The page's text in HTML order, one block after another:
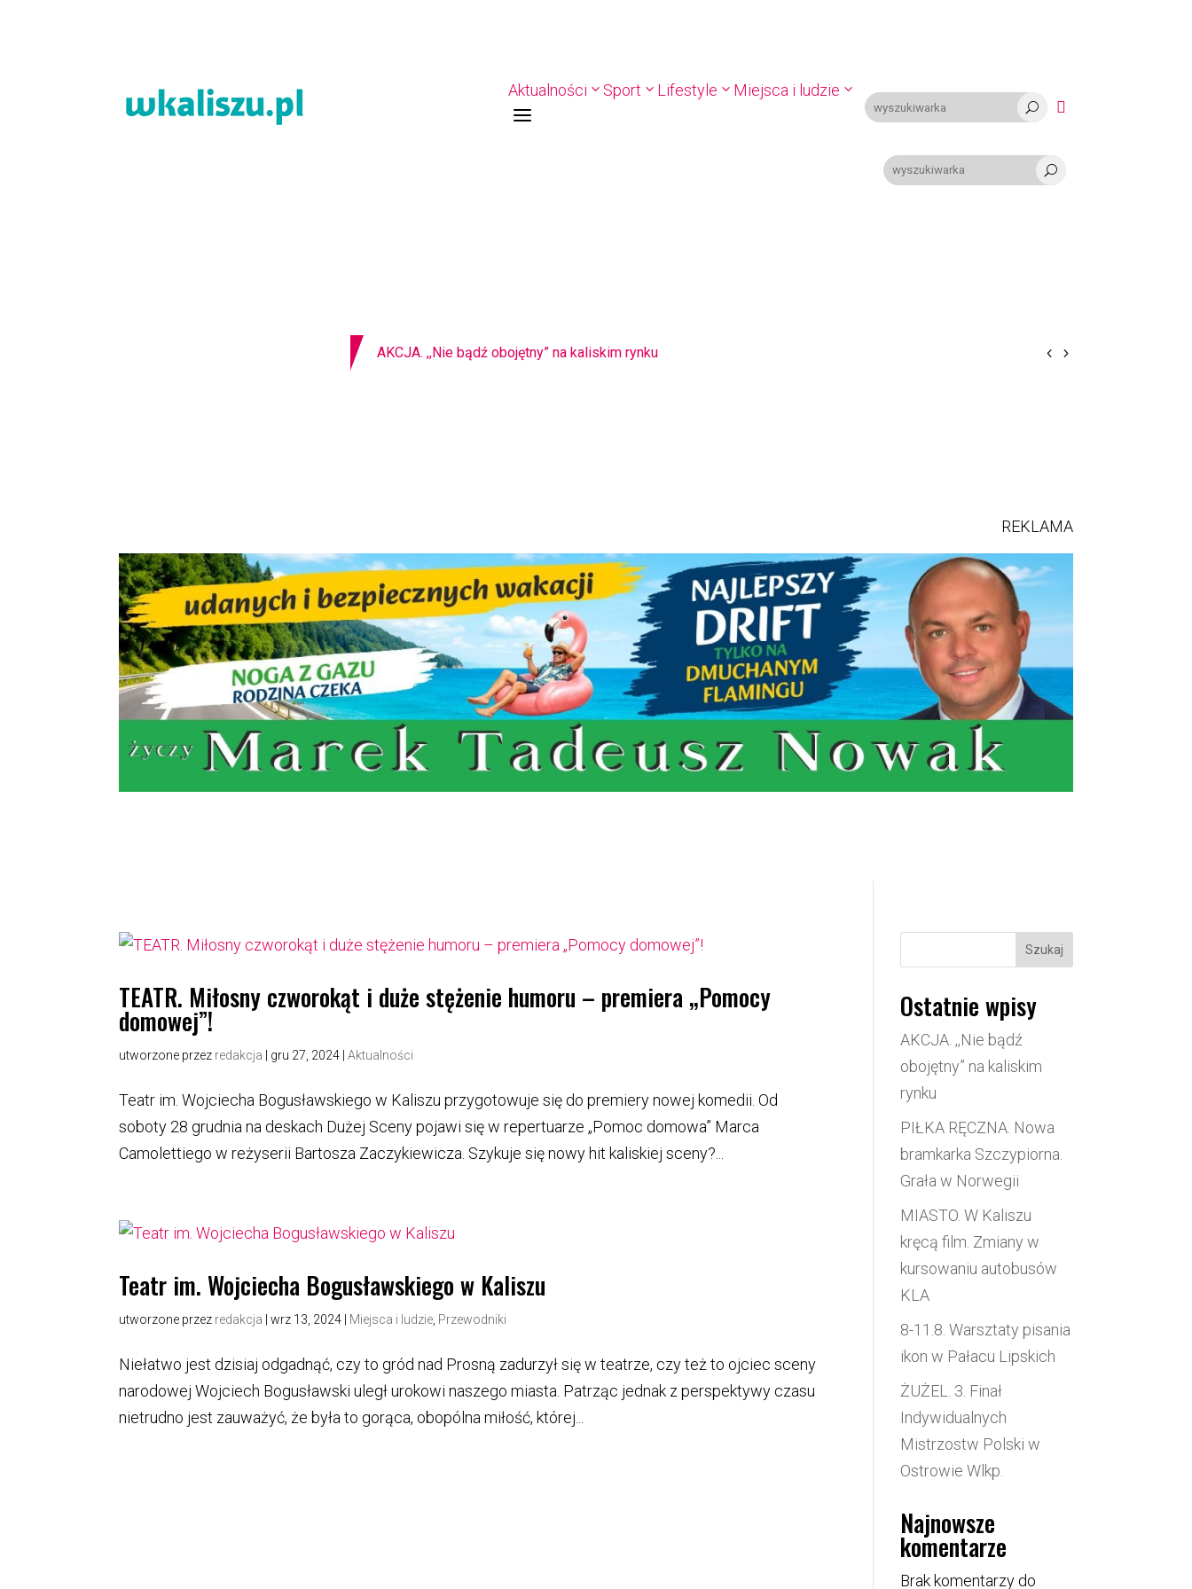
Aktualności Sport Lifestyle Miejsca i ludzie
a U 
U
PIŁKA RĘCZNA. Nowa bramkarka Szczypiorna. Grała w Norwegii
REKLAMA
TEATR. Miłosny czworokąt i duże stężenie humoru – premiera „Pomocy
domowej”!
utworzone przez redakcja | gru 27, 2024 |Aktualności
Teatr im. Wojciecha Bogusławskiego w Kaliszu przygotowuje się do premiery nowej komedii. Od
soboty 28 grudnia na deskach Dużej Sceny pojawi się w repertuarze „Pomoc domowa” Marca
Camolettiego w reżyserii Bartosza Zaczykiewicza. Szykuje się nowy hit kaliskiej sceny?...
Teatr im. Wojciecha Bogusławskiego w Kaliszu
utworzone przez redakcja |wrz 13, 2024 | Miejsca i ludzie Przewodniki
Niełatwo jest dzisiaj odgadnąć, czy to gród nad Prosną zadurzył się w teatrze, czy też to ojciec sceny
narodowej Wojciech Bogusławski uległ urokowi naszego miasta. Patrząc jednak z perspektywy czasu
nietrudno jest zauważyć, że była to gorąca, obopólna miłość, której...
Szukaj
Ostatnie wpisy
AKCJA. ,,Nie bądź
obojętny” na kaliskim
rynku
PIŁKA RĘCZNA. Nowa
bramkarka Szczypiorna.
Grała w Norwegii
MIASTO. W Kaliszu
kręcą film. Zmiany w
kursowaniu autobusów
KLA
8-11.8. Warsztaty pisania
ikon w Pałacu Lipskich
ŻUŻEL. 3. Finał
Indywidualnych
Mistrzostw Polski w
Ostrowie Wlkp.
Najnowsze
komentarze
Brak komentarzy do